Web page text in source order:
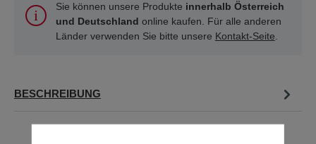
Sie können unsere Produkte innerhalb Österreich
und Deutschland online kaufen. Für alle anderen
Länder verwenden Sie bitte unsere Kontakt-Seite.
BESCHREIBUNG